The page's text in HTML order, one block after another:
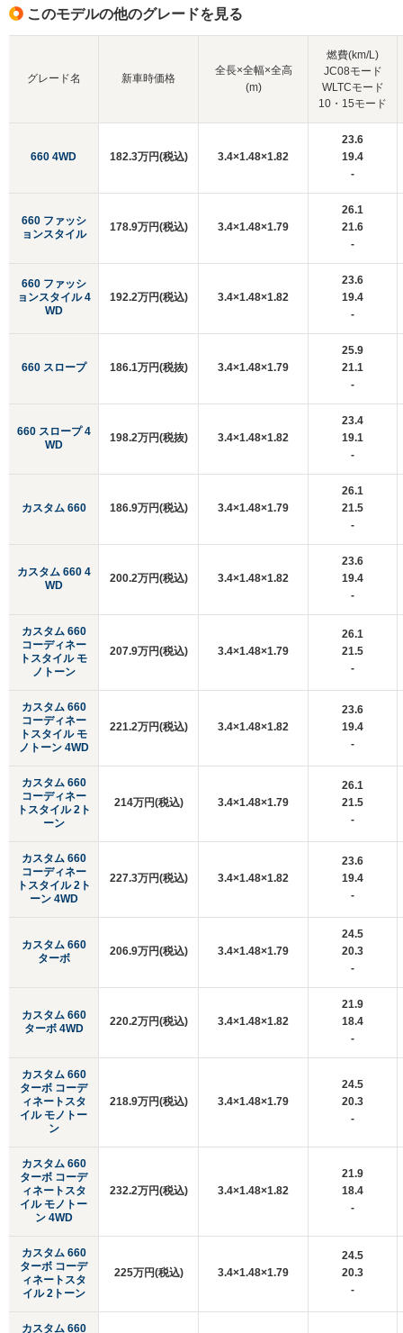
このモデルの他のグレードを見る
グレード名
660 4WD
660 ファッシ
ョンスタイル
660 ファッシ
ョンスタイル 4
WD
660 スロープ
660 スロープ 4
WD
カスタム 660
カスタム 660 4
WD
カスタム 660
コーディネー
トスタイル モ
ノトーン
カスタム 660
コーディネー
トスタイル モ
ノトーン 4WD
カスタム 660
コーディネー
トスタイル 2ト
ーン
カスタム 660
コーディネー
トスタイル 2ト
ーン 4WD
カスタム 660
ターボ
カスタム 660
ターボ 4WD
カスタム 660
ターボ コーデ
ィネートスタ
イル モノトー
ン
カスタム 660
ターボ コーデ
ィネートスタ
イル モノトー
ン 4WD
カスタム 660
ターボ コーデ
ィネートスタ
イル 2トーン
カスタム 660
新車時価格
全長×全幅×全高
(m)
燃費(km/L)
JC08モード
WLTCモード
10・15モード
182.3万円(税込) 3.4×1.48×1.82
23.6
19.4
-
178.9万円(税込) 3.4×1.48×1.79
26.1
21.6
-
192.2万円(税込) 3.4×1.48×1.82
23.6
19.4
-
186.1万円(税抜) 3.4×1.48×1.79
25.9
21.1
-
198.2万円(税抜) 3.4×1.48×1.82
23.4
19.1
-
186.9万円(税込) 3.4×1.48×1.79
26.1
21.5
-
200.2万円(税込) 3.4×1.48×1.82
23.6
19.4
-
207.9万円(税込) 3.4×1.48×1.79
26.1
21.5
-
221.2万円(税込) 3.4×1.48×1.82
23.6
19.4
-
214万円(税込) 3.4×1.48×1.79
26.1
21.5
-
227.3万円(税込) 3.4×1.48×1.82
23.6
19.4
-
206.9万円(税込) 3.4×1.48×1.79
24.5
20.3
-
220.2万円(税込) 3.4×1.48×1.82
21.9
18.4
-
218.9万円(税込) 3.4×1.48×1.79
24.5
20.3
-
232.2万円(税込) 3.4×1.48×1.82
21.9
18.4
-
225万円(税込) 3.4×1.48×1.79
24.5
20.3
-